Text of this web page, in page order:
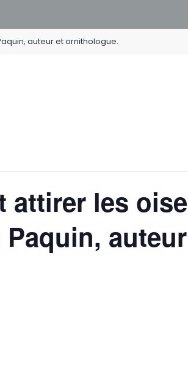
auteur et ornithologue.
attirer les